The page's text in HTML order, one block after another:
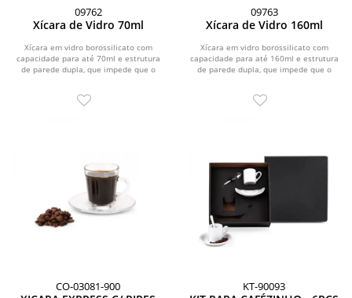
09762
Xícara de Vidro 70ml
Xícara em vidro borossilicato com
capacidade para até 70ml e estrutura
de parede dupla, que impede que o
09763
Xícara de Vidro 160ml
Xícara em vidro borossilicato com
capacidade para até 160ml e estrutura
de parede dupla, que impede que o
CO-03081-900 KT-90093